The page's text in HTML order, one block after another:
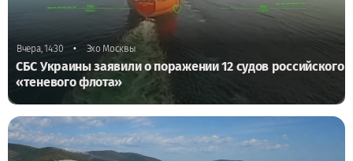
Вчера, 14:30 • Эхо Москвы
СБС Украины заявили о поражении 12 судов российского
«теневого флота»